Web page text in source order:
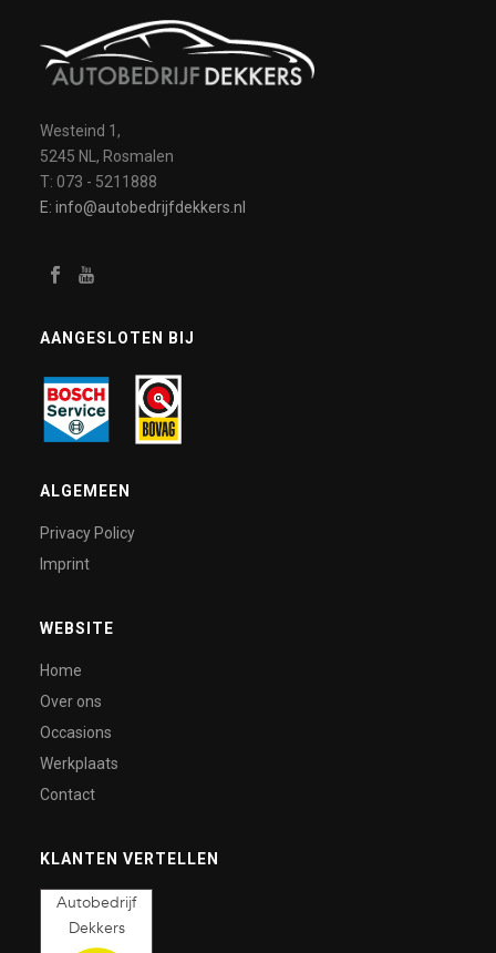
Westeind 1,
5245 NL, Rosmalen
T: 073 - 5211888
E: info@autobedrijfdekkers.nl
AANGESLOTEN BIJ
ALGEMEEN
Privacy Policy
Imprint
WEBSITE
Home
Over ons
Occasions
Werkplaats
Contact
KLANTEN VERTELLEN
Autobedrijf
Dekkers